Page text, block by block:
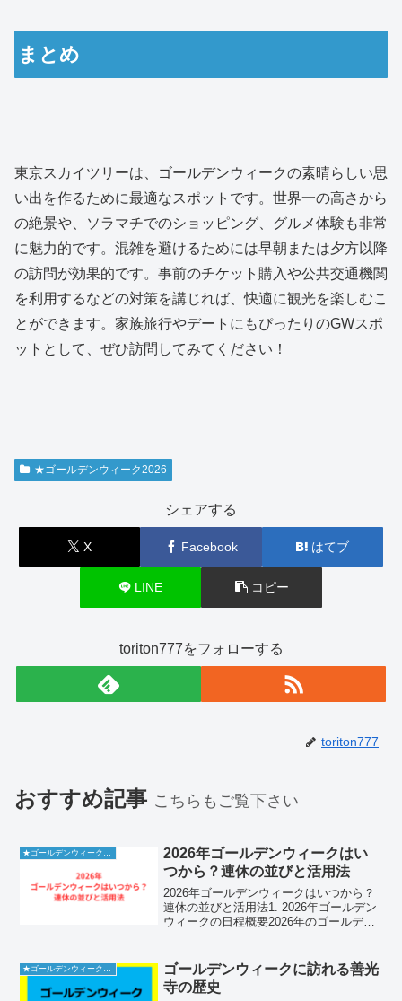
まとめ
東京スカイツリーは、ゴールデンウィークの素晴らしい思
い出を作るために最適なスポットです。世界一の高さから
の絶景や、ソラマチでのショッピング、グルメ体験も非常
に魅力的です。混雑を避けるためには早朝または夕方以降
の訪問が効果的です。事前のチケット購入や公共交通機関
を利用するなどの対策を講じれば、快適に観光を楽しむこ
とができます。家族旅行やデートにもぴったりのGWスポ
ットとして、ぜひ訪問してみてください！
★ゴールデンウィーク2026
シェアする
X Facebook はてブ
LINE コピー
toriton777をフォローする
toriton777
おすすめ記事 こちらもご覧下さい
2026年ゴールデンウィークはい
つから？連休の並びと活用法
2026年ゴールデンウィークはいつから？
連休の並びと活用法1. 2026年ゴールデン
ウィークの日程概要2026年のゴールデン
ことは、充実した春の休暇を過ごすため
に非常に...
★ゴールデンウィーク2026
ゴールデンウィークに訪れる善光
寺の歴史